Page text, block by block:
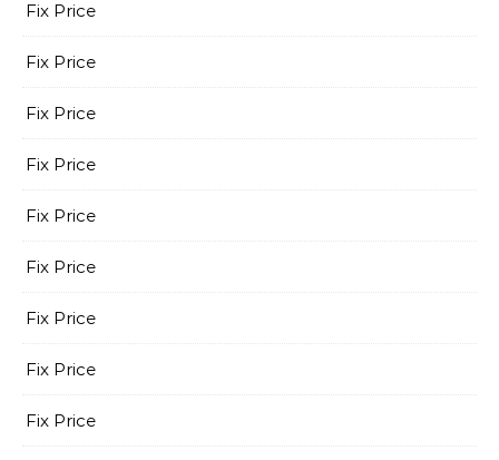
Fix Price
Fix Price
Fix Price
Fix Price
Fix Price
Fix Price
Fix Price
Fix Price
Fix Price